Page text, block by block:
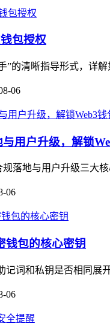
包授权
”的清晰指导形式，详
06
用户升级，解锁
落地与用户升级三大
06
钱包的核心密钥
词和私钥是否相同展
06